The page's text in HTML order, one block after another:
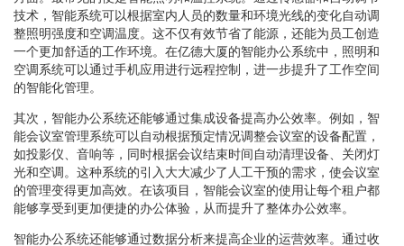
技术，智能系统可以根据室内人员的数量和环境光线的变化自动调
整照明强度和空调温度。这不仅有效节省了能源，还能为员工创造
一个更加舒适的工作环境。在亿德大厦的智能办公系统中，照明和
空调系统可以通过手机应用进行远程控制，进一步提升了工作空间
的智能化管理。
其次，智能办公系统还能够通过集成设备提高办公效率。例如，智
能会议室管理系统可以自动根据预定情况调整会议室的设备配置，
如投影仪、音响等，同时根据会议结束时间自动清理设备、关闭灯
光和空调。这种系统的引入大大减少了人工干预的需求，使会议室
的管理变得更加高效。在该项目，智能会议室的使用让每个租户都
能够享受到更加便捷的办公体验，从而提升了整体办公效率。
智能办公系统还能够通过数据分析来提高企业的运营效率。通过收